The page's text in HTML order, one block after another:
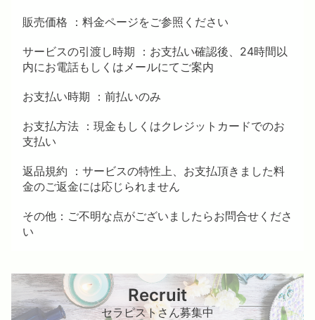
販売価格 ：料金ページをご参照ください
サービスの引渡し時期 ：お支払い確認後、24時間以
内にお電話もしくはメールにてご案内
お支払い時期 ：前払いのみ
お支払方法 ：現金もしくはクレジットカードでのお
支払い
返品規約 ：サービスの特性上、お支払頂きました料
金のご返金には応じられません
その他：ご不明な点がございましたらお問合せくださ
い
Recruit
セラピストさん募集中